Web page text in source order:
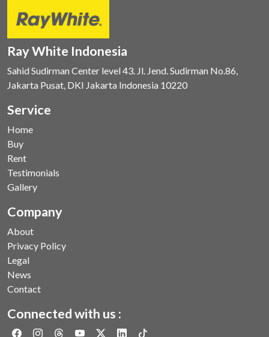
Ray White Indonesia
Sahid Sudirman Center level 43. Jl. Jend. Sudirman No.86,
Jakarta Pusat, DKI Jakarta Indonesia 10220
Service
Home
Buy
Rent
Testimonials
Gallery
Company
About
Privacy Policy
Legal
News
Contact
Connected with us :